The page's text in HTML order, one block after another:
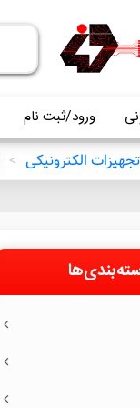
ورود/ثبت نام
الکترونیکی >